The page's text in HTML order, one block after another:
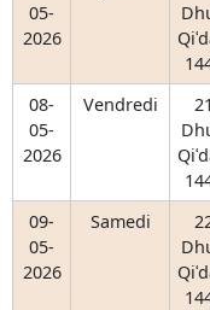
05-
2026
08-
05-
2026
Vendredi
21
09-
05-
2026
Samedi